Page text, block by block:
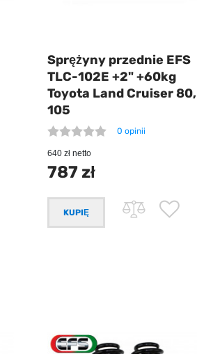
Sprężyny przednie EFS
TLC-102E +2" +60kg
Toyota Land Cruiser 80,
105
0 opinii
640 zł netto
787 zł